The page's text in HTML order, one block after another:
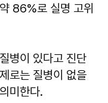
86%로 실명 고위
병이 있다고 진단
로는 질병이 없을
미한다.